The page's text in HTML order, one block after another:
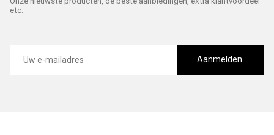
etc.
mailadres
Aanmelden